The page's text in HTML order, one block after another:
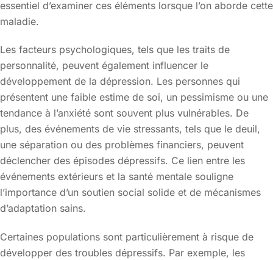
essentiel d’examiner ces éléments lorsque l’on aborde cette
maladie.
Les facteurs psychologiques, tels que les traits de
personnalité, peuvent également influencer le
développement de la dépression. Les personnes qui
présentent une faible estime de soi, un pessimisme ou une
tendance à l’anxiété sont souvent plus vulnérables. De
plus, des événements de vie stressants, tels que le deuil,
une séparation ou des problèmes financiers, peuvent
déclencher des épisodes dépressifs. Ce lien entre les
événements extérieurs et la santé mentale souligne
l’importance d’un soutien social solide et de mécanismes
d’adaptation sains.
Certaines populations sont particulièrement à risque de
développer des troubles dépressifs. Par exemple, les